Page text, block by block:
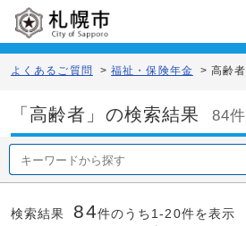
よくあるご質問 > 福祉・保険年金 > 高齢者
「高齢者」の検索結果 84件
検索結果 84件のうち1-20件を表示